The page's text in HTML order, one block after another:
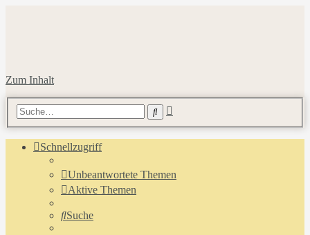
Zum Inhalt
Suche
Schnellzugriff
Unbeantwortete Themen
Aktive Themen
Suche